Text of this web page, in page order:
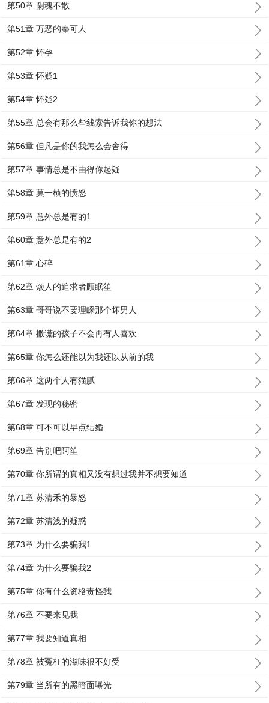
第50章 阴魂不散
第51章 万恶的秦可人
第52章 怀孕
第53章 怀疑1
第54章 怀疑2
第55章 总会有那么些线索告诉我你的想法
第56章 但凡是你的我怎么会舍得
第57章 事情总是不由得你起疑
第58章 莫一桢的愤怒
第59章 意外总是有的1
第60章 意外总是有的2
第61章 心碎
第62章 烦人的追求者顾眠笙
第63章 哥哥说不要理睬那个坏男人
第64章 撒谎的孩子不会再有人喜欢
第65章 你怎么还能以为我还以从前的我
第66章 这两个人有猫腻
第67章 发现的秘密
第68章 可不可以早点结婚
第69章 告别吧阿笙
第70章 你所谓的真相又没有想过我并不想要知道
第71章 苏清禾的暴怒
第72章 苏清浅的疑惑
第73章 为什么要骗我1
第74章 为什么要骗我2
第75章 你有什么资格责怪我
第76章 不要来见我
第77章 我要知道真相
第78章 被冤枉的滋味很不好受
第79章 当所有的黑暗面曝光